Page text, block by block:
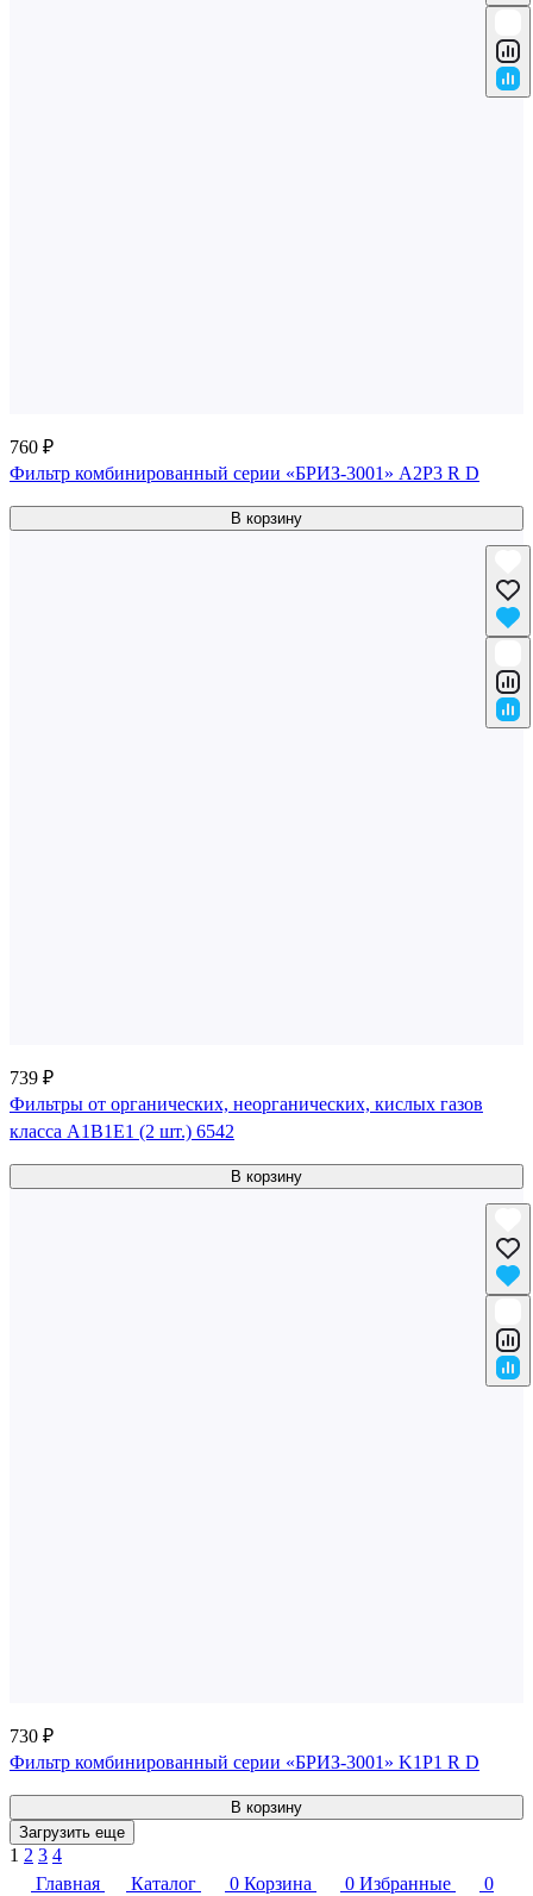
760 ₽
Фильтр комбинированный серии «БРИЗ-3001» A2P3 R D
В корзину
739 ₽
Фильтры от органических, неорганических, кислых газов
класса А1В1Е1 (2 шт.) 6542
В корзину
730 ₽
Фильтр комбинированный серии «БРИЗ-3001» K1P1 R D
В корзину
Загрузить еще
1 2 3 4
Главная
Каталог 0 Корзина 0 Избранные
0